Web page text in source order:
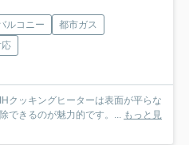
ルコニー
都市ガス
応
クッキングヒーターは表面が平らな
できるのが魅力的です。...
もっと見